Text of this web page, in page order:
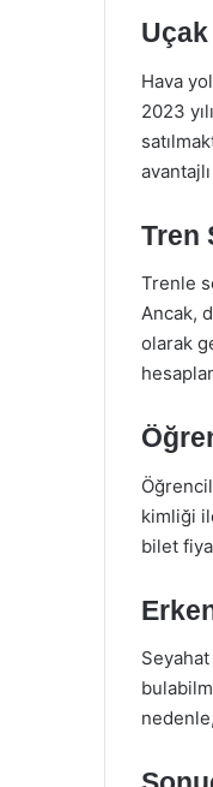
Hava
2023
Tren
Trenle
Ancak,
olarak
kimliği
bilet